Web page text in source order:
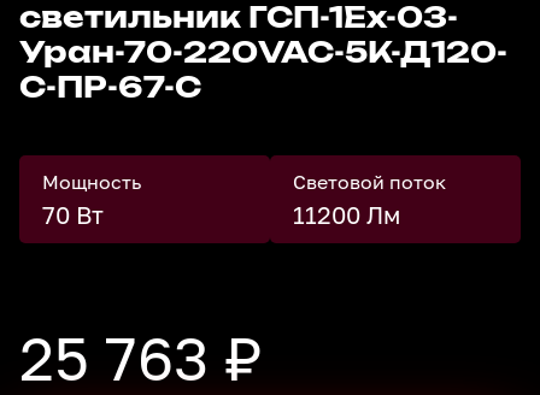
светильник ГСП-1Ех-03-
Уран-70-220VAC-5К-Д120-
С-ПР-67-С
Мощность
70 Вт
Световой поток
11200 Лм
25 763 ₽